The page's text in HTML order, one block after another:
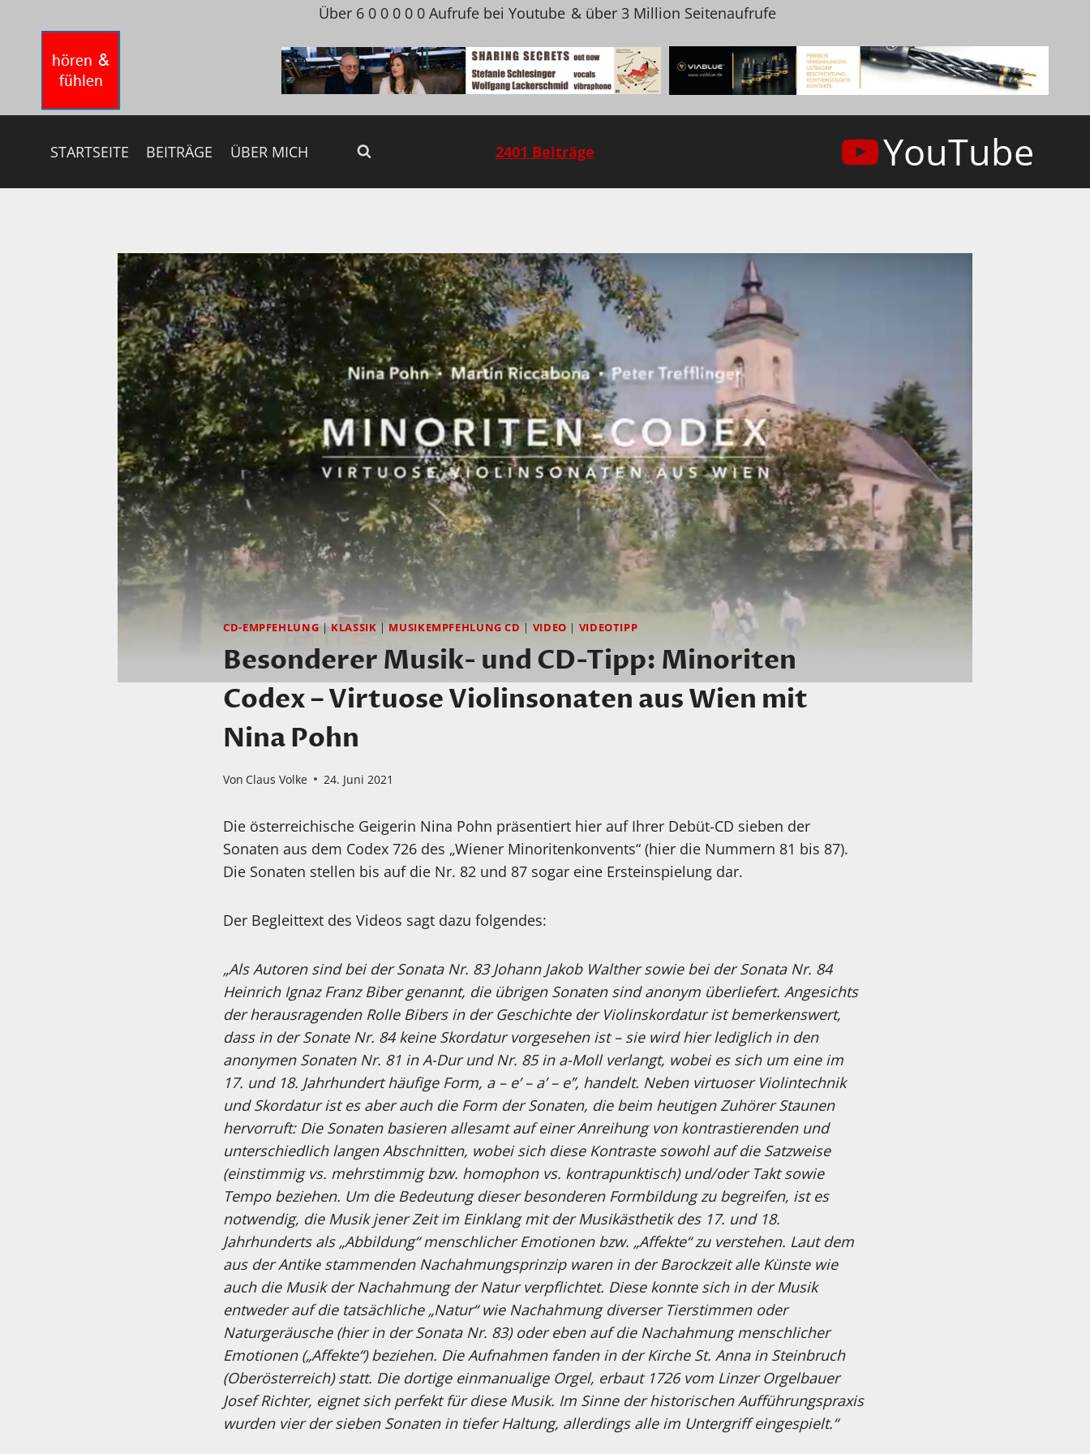
springen
Über 6 0 0 0 0 0 Aufrufe bei Youtube & über 3 Million Seitenaufrufe
STARTSEITE BEITRÄGE ÜBER MICH 2401 Beiträge YouTube
CD-EMPFEHLUNG| KLASSIK | MUSIKEMPFEHLUNG CD | VIDEO | VIDEOTIPP
Besonderer Musik- und CD-Tipp: Minoriten
Codex – Virtuose Violinsonaten aus Wien mit
Nina Pohn
Von Claus Volke 24. Juni 2021
Die österreichische Geigerin Nina Pohn präsentiert hier auf Ihrer Debüt-CD sieben der
Sonaten aus dem Codex 726 des „Wiener Minoritenkonvents“ (hier die Nummern 81 bis 87).
Die Sonaten stellen bis auf die Nr. 82 und 87 sogar eine Ersteinspielung dar.
Der Begleittext des Videos sagt dazu folgendes:
„Als Autoren sind bei der Sonata Nr. 83 Johann Jakob Walther sowie bei der Sonata Nr. 84
Heinrich Ignaz Franz Biber genannt, die übrigen Sonaten sind anonym überliefert. Angesichts
der herausragenden Rolle Bibers in der Geschichte der Violinskordatur ist bemerkenswert,
dass in der Sonate Nr. 84 keine Skordatur vorgesehen ist – sie wird hier lediglich in den
anonymen Sonaten Nr. 81 in A-Dur und Nr. 85 in a-Moll verlangt, wobei es sich um eine im
17. und 18. Jahrhundert häufige Form, a – e’ – a’ – e’’, handelt. Neben virtuoser Violintechnik
und Skordatur ist es aber auch die Form der Sonaten, die beim heutigen Zuhörer Staunen
hervorruft: Die Sonaten basieren allesamt auf einer Anreihung von kontrastierenden und
unterschiedlich langen Abschnitten, wobei sich diese Kontraste sowohl auf die Satzweise
(einstimmig vs. mehrstimmig bzw. homophon vs. kontrapunktisch) und/oder Takt sowie
Tempo beziehen. Um die Bedeutung dieser besonderen Formbildung zu begreifen, ist es
notwendig, die Musik jener Zeit im Einklang mit der Musikästhetik des 17. und 18.
Jahrhunderts als „Abbildung“ menschlicher Emotionen bzw. „Affekte“ zu verstehen. Laut dem
aus der Antike stammenden Nachahmungsprinzip waren in der Barockzeit alle Künste wie
auch die Musik der Nachahmung der Natur verpflichtet. Diese konnte sich in der Musik
entweder auf die tatsächliche „Natur“ wie Nachahmung diverser Tierstimmen oder
Naturgeräusche (hier in der Sonata Nr. 83) oder eben auf die Nachahmung menschlicher
Emotionen („Affekte“) beziehen. Die Aufnahmen fanden in der Kirche St. Anna in Steinbruch
(Oberösterreich) statt. Die dortige einmanualige Orgel, erbaut 1726 vom Linzer Orgelbauer
Josef Richter, eignet sich perfekt für diese Musik. Im Sinne der historischen Aufführungspraxis
wurden vier der sieben Sonaten in tiefer Haltung, allerdings alle im Untergriff eingespielt.“